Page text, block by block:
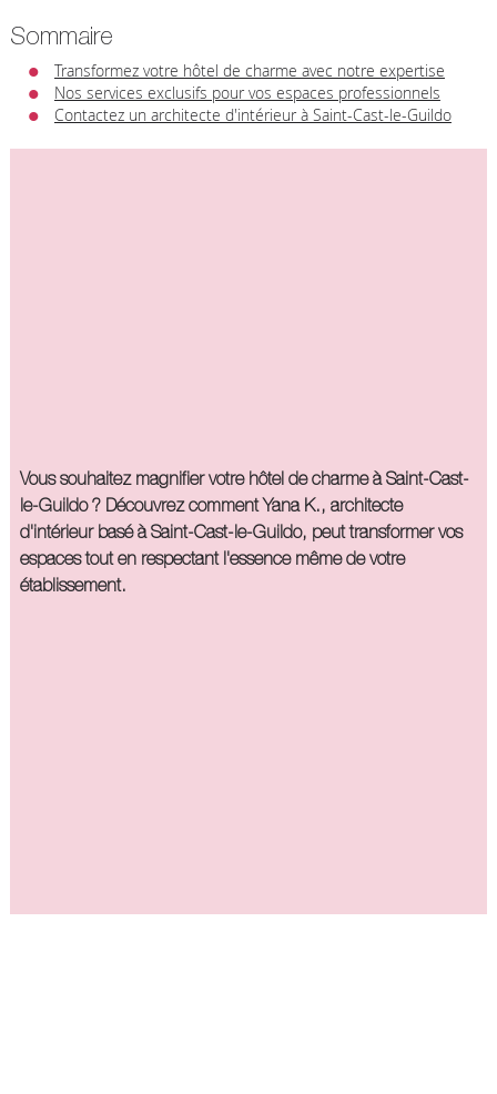
Sommaire
Transformez votre hôtel de charme avec notre expertise
Nos services exclusifs pour vos espaces professionnels
Contactez un architecte d'intérieur à Saint-Cast-le-Guildo
Vous souhaitez magnifier votre hôtel de charme à Saint-Cast-
le-Guildo ? Découvrez comment Yana K., architecte
d'intérieur basé à Saint-Cast-le-Guildo, peut transformer vos
espaces tout en respectant l'essence même de votre
établissement.